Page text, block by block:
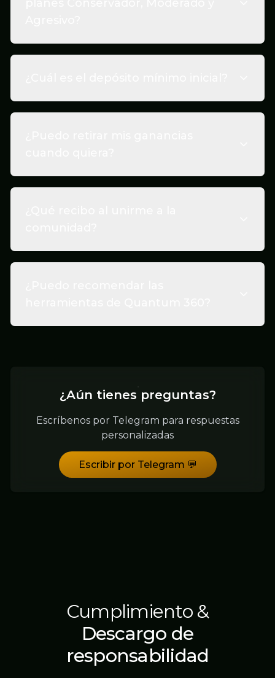
¿Aún tienes preguntas?
Escríbenos por Telegram para respuestas
personalizadas
Escribir por Telegram 💬
Cumplimiento &
Descargo de
responsabilidad